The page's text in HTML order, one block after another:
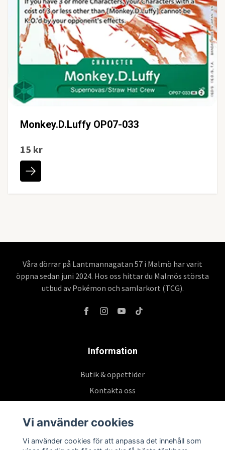
Monkey.D.Luffy OP07-033
15 kr
Våra dörrar på Lantmannagatan 57 i Malmö har varit
öppna sedan juni 2024. Hos oss hittar du Malmös största
utbud av Pokémon och samlarkort (TCG).
Information
Butik & öppettider
Kontakta oss
Prenumerera på vårt nyhetsbrev
Vi använder cookies
Vi använder cookies för att anpassa det innehåll som